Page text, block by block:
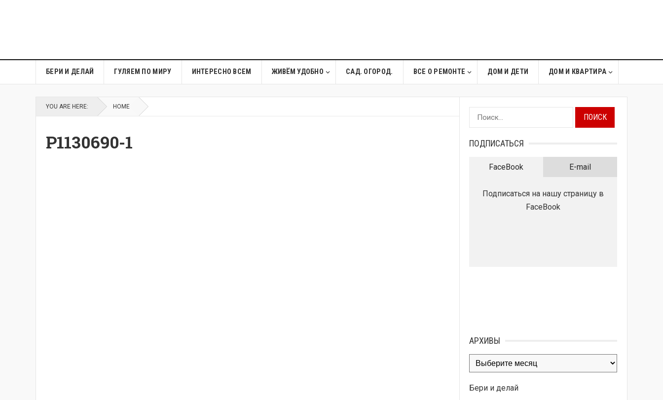
БЕРИ И ДЕЛАЙ ГУЛЯЕМ ПО МИРУ ИНТЕРЕСНО ВСЕМ ЖИВЁМ УДОБНО САД. ОГОРОД. ВСЕ О РЕМОНТЕ ДОМ И ДЕТИ ДОМ И КВАРТИРА
YOU ARE HERE: HOME
P1130690-1
Найти:
ПОДПИСАТЬСЯ
FaceBook E-mail
Подписаться на нашу страницу в
FaceBook
АРХИВЫ
Архивы
Бери и делай